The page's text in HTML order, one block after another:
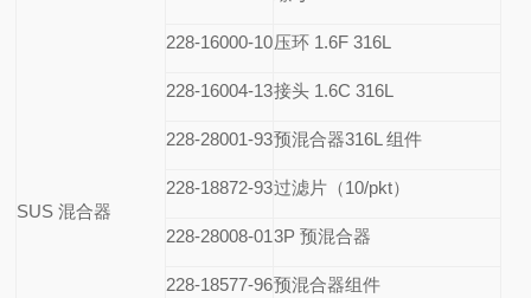
SUS混合器
228-16000-10压环 1.6F 316L
228-16004-13接头 1.6C 316L
228-28001-93预混合器316L 组件
228-18872-93过滤片（10/pkt）
228-28008-01 3P预混合器
228-18577-96预混合器组件